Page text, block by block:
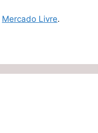
Mercado Livre.